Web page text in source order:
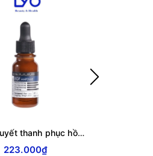
f355 - Huyết thanh phục hồi, chống lão hóa Derma Factory EGF Ampoule 10ml
223.000₫